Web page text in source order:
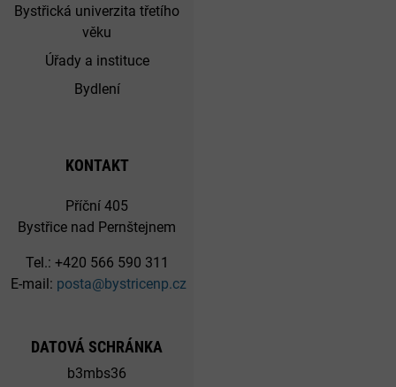
Bystřická univerzita třetího
věku
Úřady a instituce
Bydlení
KONTAKT
Příční 405
Bystřice nad Pernštejnem
Tel.: +420 566 590 311
E-mail: posta@bystricenp.cz
DATOVÁ SCHRÁNKA
b3mbs36